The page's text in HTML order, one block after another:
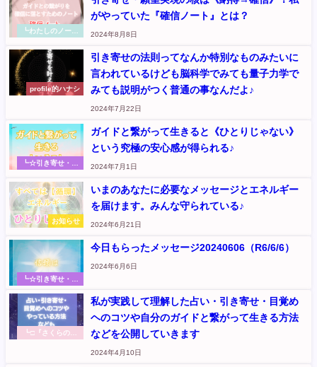
┗わたしのノート
がやっていた『確信ノート』とは？
2024年8月8日
profile的ハナシ
引き寄せの法則ってなんか特別なものみたいに
言われているけども脳科学でみても量子力学で
みても説明がつく普通の事なんだよ♪
2024年7月22日
┗☆引き寄せ・お
アルな実践体験や
氣づきのシェア
（元『さくらのく
に』記事
ガイドと繋がって生きると《ひとりじゃない》
という究極の安心感が得られる♪
2024年7月1日
お知らせ
いまのあなたに必要なメッセージとエネルギー
を届けます。みんな守られている♪
2024年6月21日
┗☆引き寄せ・お
アルな実践体験や
氣づきのシェア
（元『さくらのく
に』記事
今日もらったメッセージ20240606（R6/6/6）
2024年6月6日
┗□『さくらのく
私が実践して理解した占い・引き寄せ・目覚め
ヘのコツや自分のガイドと繋がって生きる方法
などを公開していきます
2024年4月10日